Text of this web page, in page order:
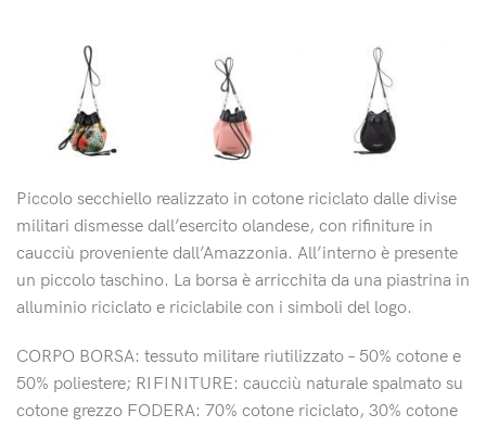
Piccolo secchiello realizzato in cotone riciclato dalle divise
militari dismesse dall’esercito olandese, con rifiniture in
caucciù proveniente dall’Amazzonia. All’interno è presente
un piccolo taschino. La borsa è arricchita da una piastrina in
alluminio riciclato e riciclabile con i simboli del logo.
CORPO BORSA: tessuto militare riutilizzato – 50% cotone e
50% poliestere; RIFINITURE: caucciù naturale spalmato su
cotone grezzo FODERA: 70% cotone riciclato, 30% cotone